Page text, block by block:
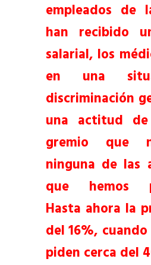
empleados de
han recibido
salarial, los
en una
discriminación
una actitud
gremio que
ninguna de las
que hemos
Hasta ahora la
del 16%,
piden cerca del